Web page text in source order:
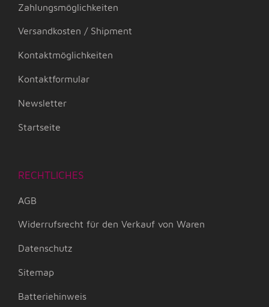
Zahlungsmöglichkeiten
Versandkosten / Shipment
Kontaktmöglichkeiten
Kontaktformular
Newsletter
Startseite
RECHTLICHES
AGB
Widerrufsrecht für den Verkauf von Waren
Datenschutz
Sitemap
Batteriehinweis